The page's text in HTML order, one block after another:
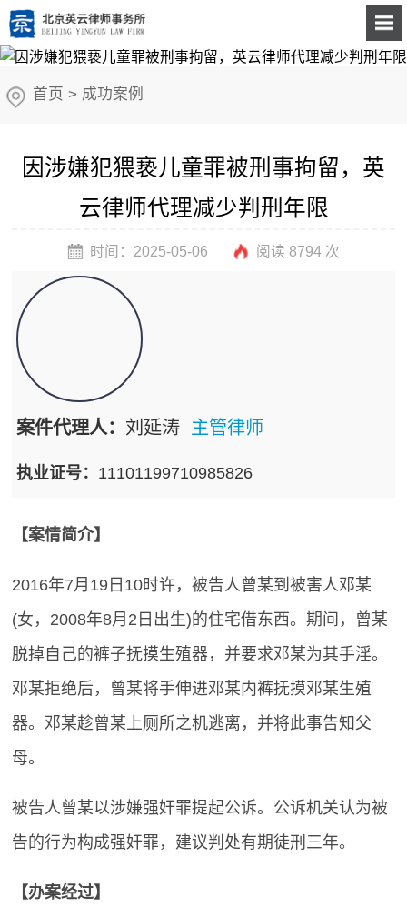
首页 > 成功案例
因涉嫌犯猥亵儿童罪被刑事拘留，英
云律师代理减少判刑年限
时间：2025-05-06 阅读 8794 次
案件代理人： 刘延涛 主管律师
执业证号： 11101199710985826
【案情简介】
2016年7月19日10时许，被告人曾某到被害人邓某
(女，2008年8月2日出生)的住宅借东西。期间，曾某
脱掉自己的裤子抚摸生殖器，并要求邓某为其手淫。
邓某拒绝后，曾某将手伸进邓某内裤抚摸邓某生殖
器。邓某趁曾某上厕所之机逃离，并将此事告知父
母。
被告人曾某以涉嫌强奸罪提起公诉。公诉机关认为被
告的行为构成强奸罪，建议判处有期徒刑三年。
【办案经过】